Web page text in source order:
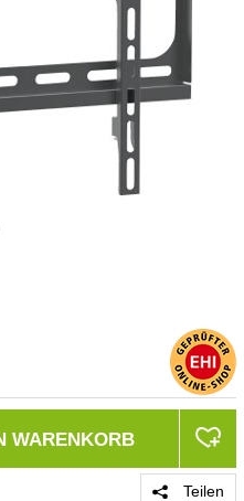
WARENKORB
Teilen